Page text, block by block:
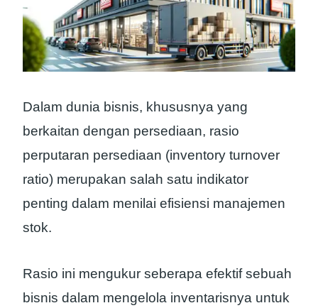
Dalam dunia bisnis, khususnya yang
berkaitan dengan persediaan, rasio
perputaran persediaan (inventory turnover
ratio) merupakan salah satu indikator
penting dalam menilai efisiensi manajemen
stok.
Rasio ini mengukur seberapa efektif sebuah
bisnis dalam mengelola inventarisnya untuk